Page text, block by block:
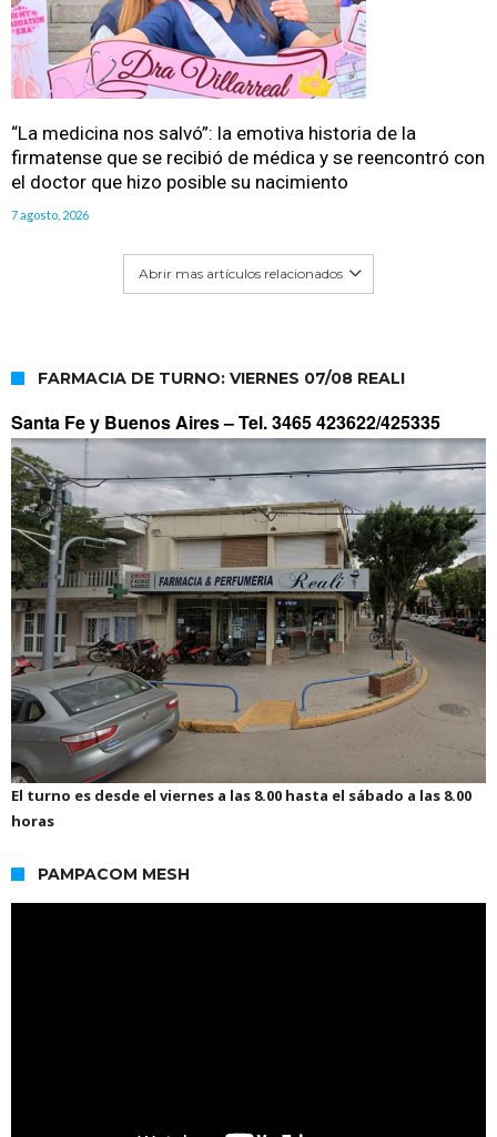
“La medicina nos salvó”: la emotiva historia de la
firmatense que se recibió de médica y se reencontró con
el doctor que hizo posible su nacimiento
7 agosto, 2026
Abrir mas artículos relacionados
FARMACIA DE TURNO: VIERNES 07/08 REALI
Santa Fe y Buenos Aires –Tel. 3465 423622/425335
El turno es desde el viernes a las 8.00 hasta el sábado a las 8.00
horas
PAMPACOM MESH